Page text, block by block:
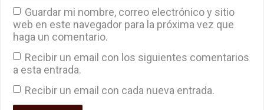
Guardar mi nombre, correo electrónico y sitio
web en este navegador para la próxima vez que
haga un comentario.
Recibir un email con los siguientes comentarios
a esta entrada.
Recibir un email con cada nueva entrada.